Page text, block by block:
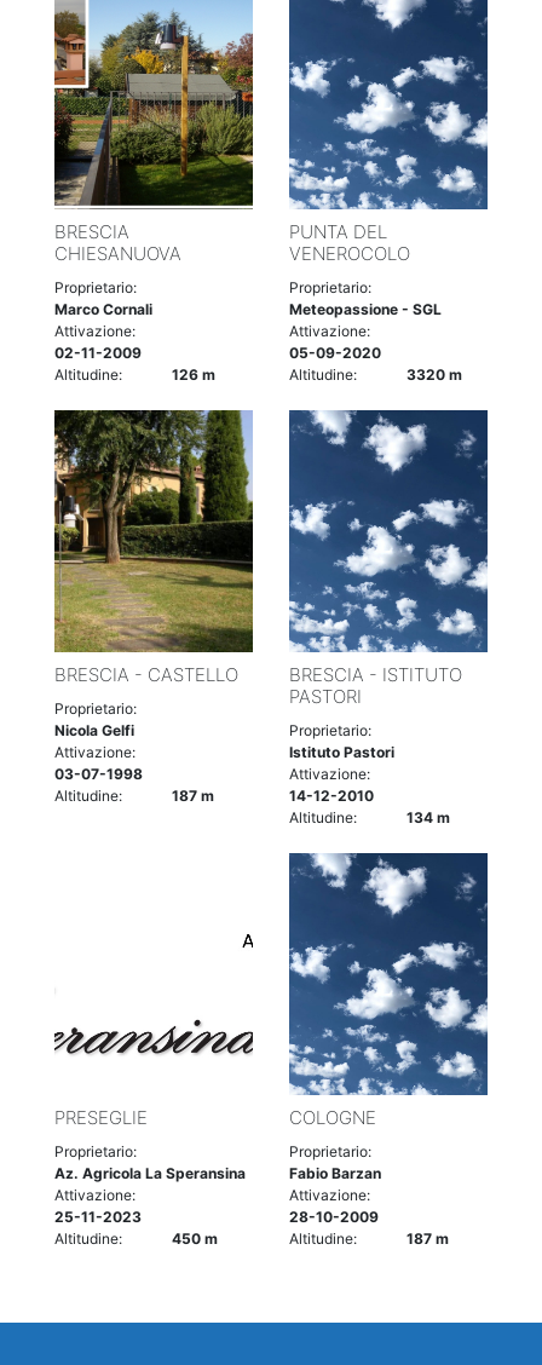
BRESCIA
CHIESANUOVA
Proprietario:
Marco Cornali
Attivazione:
02-11-2009
Altitudine:
126 m
PUNTA DEL
VENEROCOLO
Proprietario:
Meteopassione - SGL
Attivazione:
05-09-2020
Altitudine:
3320 m
BRESCIA - CASTELLO
Proprietario:
Nicola Gelfi
Attivazione:
03-07-1998
Altitudine:
187 m
BRESCIA - ISTITUTO
PASTORI
Proprietario:
Istituto Pastori
Attivazione:
14-12-2010
Altitudine:
134 m
PRESEGLIE
Proprietario:
Az. Agricola La Speransina
Attivazione:
25-11-2023
Altitudine:
450 m
COLOGNE
Proprietario:
Fabio Barzan
Attivazione:
28-10-2009
Altitudine:
187 m